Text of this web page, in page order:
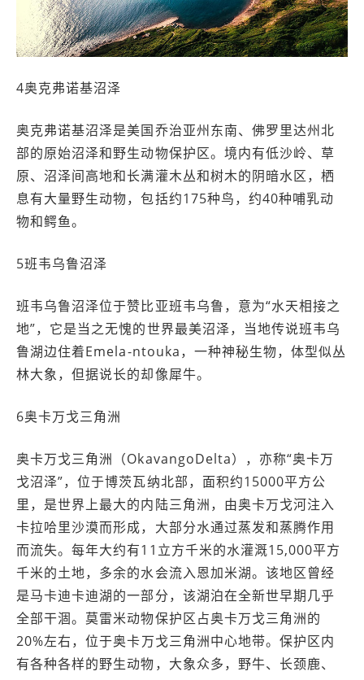
4奥克弗诺基沼泽
奥克弗诺基沼泽是美国乔治亚州东南、佛罗里达州北
部的原始沼泽和野生动物保护区。境内有低沙岭、草
原、沼泽间高地和长满灌木丛和树木的阴暗水区，栖
息有大量野生动物，包括约175种鸟，约40种哺乳动
物和鳄鱼。
5班韦乌鲁沼泽
班韦乌鲁沼泽位于赞比亚班韦乌鲁，意为“水天相接之
地”，它是当之无愧的世界最美沼泽，当地传说班韦乌
鲁湖边住着Emela-ntouka，一种神秘生物，体型似丛
林大象，但据说长的却像犀牛。
6奥卡万戈三角洲
奥卡万戈三角洲（OkavangoDelta），亦称“奥卡万
戈沼泽”，位于博茨瓦纳北部，面积约15000平方公
里，是世界上最大的内陆三角洲，由奥卡万戈河注入
卡拉哈里沙漠而形成，大部分水通过蒸发和蒸腾作用
而流失。每年大约有11立方千米的水灌溉15,000平方
千米的土地，多余的水会流入恩加米湖。该地区曾经
是马卡迪卡迪湖的一部分，该湖泊在全新世早期几乎
全部干涸。莫雷米动物保护区占奥卡万戈三角洲的
20%左右，位于奥卡万戈三角洲中心地带。保护区内
有各种各样的野生动物，大象众多，野牛、长颈鹿、